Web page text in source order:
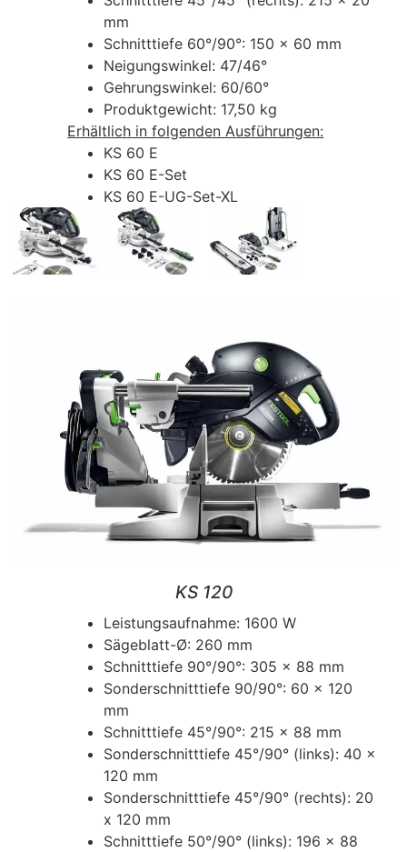
mm
Schnitttiefe 60°/90°: 150 x 60 mm
Neigungswinkel: 47/46°
Gehrungswinkel: 60/60°
Produktgewicht: 17,50 kg
Erhältlich in folgenden Ausführungen:
KS 60 E
KS 60 E-Set
KS 60 E-UG-Set-XL
KS 120
Leistungsaufnahme: 1600 W
Sägeblatt-Ø: 260 mm
Schnitttiefe 90°/90°: 305 x 88 mm
Sonderschnitttiefe 90/90°: 60 x 120
mm
Schnitttiefe 45°/90°: 215 x 88 mm
Sonderschnitttiefe 45°/90° (links): 40 x
120 mm
Sonderschnitttiefe 45°/90° (rechts): 20
x 120 mm
Schnitttiefe 50°/90° (links): 196 x 88